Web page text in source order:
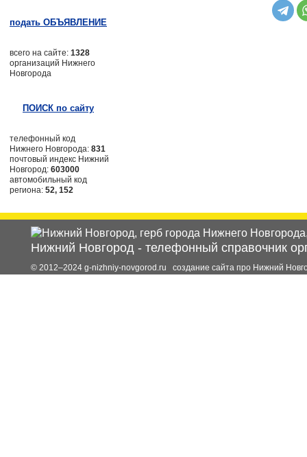
подать ОБЪЯВЛЕНИЕ
всего на сайте: 1328
организаций Нижнего
Новгорода
ПОИСК по сайту
телефонный код
Нижнего Новгорода: 831
почтовый индекс Нижний
Новгород: 603000
автомобильный код
региона: 52, 152
Нижний Новгород - телефонный справочник
© 2012–2024 g-nizhniy-novgorod.ru создание сайта про Нижний